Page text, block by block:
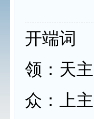
开端词
领：天
众：上